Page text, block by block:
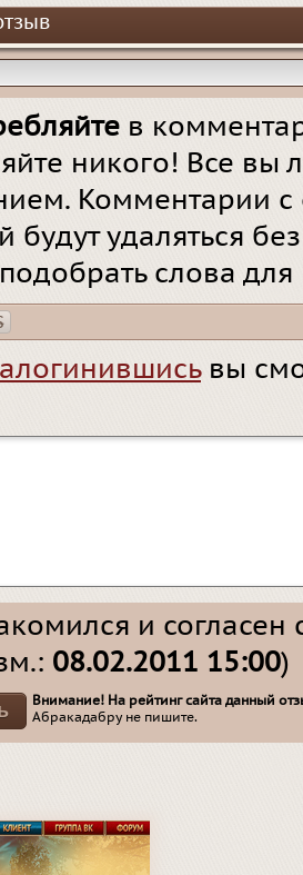
в
никого! Все вы
Комментарии
будут удаляться
слова
вы
и согласен
08.02.2011 15:00)
Внимание! На рейтинг сайта данный
Абракадабру не пишите.